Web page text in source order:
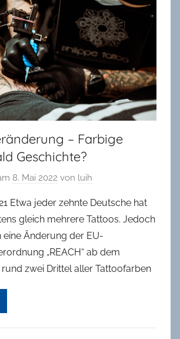
– Farbige
Geschichte?
8. Mai 2022 von luih
Etwa jeder zehnte Deutsche hat
gleich mehrere Tattoos. Jedoch
Änderung der EU-
„REACH“ ab dem
rund zwei Drittel aller Tattoofarben